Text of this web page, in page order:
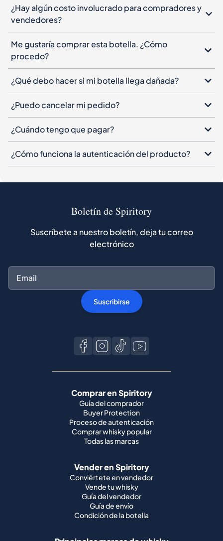
¿Hay algún costo involucrado para compradores y
vendedores?
Me gustaría comprar esta botella. ¿Cómo
procedo?
¿Qué debo hacer si mi botella llega dañada?
¿Puedo cancelar mi pedido?
¿Cuándo tengo que pagar?
¿Cómo funciona la autenticación del producto?
Boletín de Spiritory
Suscríbete a nuestro boletín, deja tu correo
electrónico
Suscribirse
Comprar en Spiritory
Guía del comprador
Buyer Protection
Proceso de autenticación
Comprar whisky popular
Todas las marcas
Vender en Spiritory
Conviértete en vendedor
Vende tu whisky
Guía del vendedor
Guía de envío
Condición de la botella